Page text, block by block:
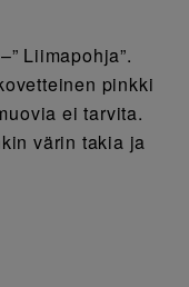
Liimapohja”.
pinkki
ei tarvita.
värin takia ja